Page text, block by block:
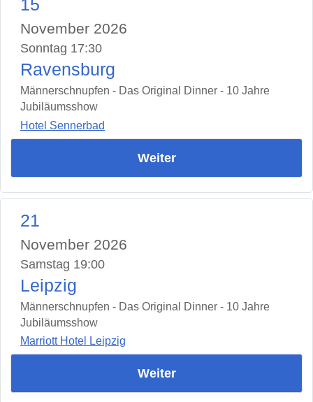
15
November 2026
Sonntag 17:30
Ravensburg
Männerschnupfen - Das Original Dinner - 10 Jahre
Jubiläumsshow
Hotel Sennerbad
Weiter
21
November 2026
Samstag 19:00
Leipzig
Männerschnupfen - Das Original Dinner - 10 Jahre
Jubiläumsshow
Marriott Hotel Leipzig
Weiter